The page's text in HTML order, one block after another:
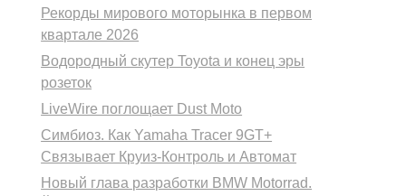
Рекорды мирового моторынка в первом
квартале 2026
Водородный скутер Toyota и конец эры
розеток
LiveWire поглощает Dust Moto
Симбиоз. Как Yamaha Tracer 9GT+
Связывает Круиз-Контроль и Автомат
Новый глава разработки BMW Motorrad.